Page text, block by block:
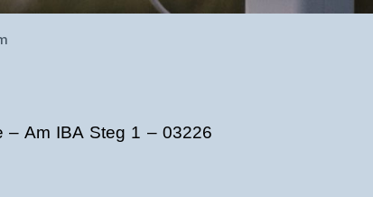
– Am IBA Steg 1 – 03226